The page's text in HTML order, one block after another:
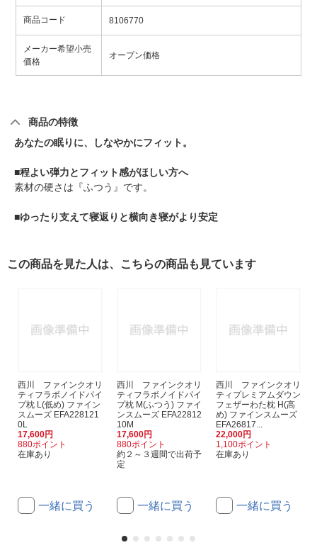
商品コード 8106770
メーカー希望小売
価格
オープン価格
商品の特徴
あなたの眠りに、しなやかにフィット。
■程よい弾力とフィット感がほしい方へ
素材の硬さは『ふつう』です。
■ゆったり支えて寝返りと横向き寝がより安定
この商品を見た人は、こちらの商品も見ています
西川 ファインクオリ
ティフラボノイドパイ
プ枕 L(低め) ファイン
スムーズ EFA228121
0L
17,600円
880ポイント
在庫あり
一緒に買う
西川 ファインクオリ
ティフラボノイドパイ
プ枕 M(ふつう) ファイ
ンスムーズ EFA22812
10M
17,600円
880ポイント
約２～３週間で出荷予
定
一緒に買う
西川 ファインクオリ
ティプレミアムダウン
フェザーわた枕 H(高
め) ファインスムーズ
EFA26817...
22,000円
1,100ポイント
在庫あり
一緒に買う